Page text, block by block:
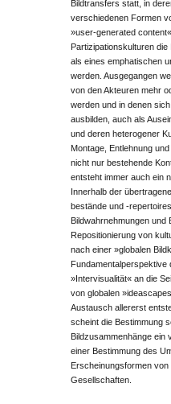
Bild­transfers statt, in
verschiedenen Formen
»user-generated
Partizipationskulturen
als eines emphatischen
werden. Ausgegangen
von den Akteuren mehr
werden und in denen
ausbilden, auch als
und deren heterogener
Montage, Entlehnung
nicht nur bestehende
entsteht immer auch ein
Innerhalb der
bestände und -
Bildwahrnehmungen und
Repositionierung von
nach einer »globalen
Fundamentalperspektive
»Intervisualität« an die
von globalen
Austausch allererst
scheint die Bestimmung
Bildzusammenhänge
einer Bestimmung des
Erscheinungsformen
Gesellschaften.